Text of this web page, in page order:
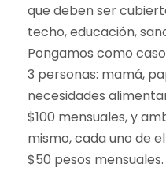
que deben ser
techo, educación,
Pongamos como
3 personas: mamá,
necesidades
$100 mensuales, y
mismo, cada uno de
$50 pesos mensuales.